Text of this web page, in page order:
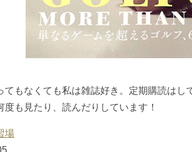
てもなくても私は雑誌好き。定期購読は
度も見たり、読んだりしています！
場